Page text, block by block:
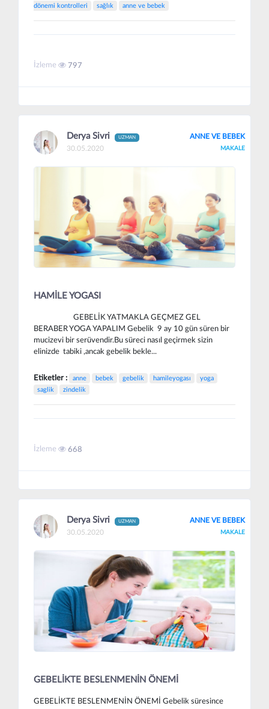
dönemi kontrolleri
sağlık anne ve bebek
İzleme 797
Derya Sivri UZMAN
30.05.2020
ANNE VE BEBEK
MAKALE
HAMİLE YOGASI
GEBELİK YATMAKLA GEÇMEZ GEL
BERABER YOGA YAPALIM Gebelik 9 ay 10 gün süren bir
mucizevi bir serüvendir.Bu süreci nasıl geçirmek sizin
elinizde tabiki ,ancak gebelik bekle...
Etiketler : anne bebek gebelik hamileyogası
yoga
saglik
zindelik
İzleme 668
Derya Sivri UZMAN
30.05.2020
ANNE VE BEBEK
MAKALE
GEBELİKTE BESLENMENİN ÖNEMİ
GEBELİKTE BESLENMENİN ÖNEMİ Gebelik süresince